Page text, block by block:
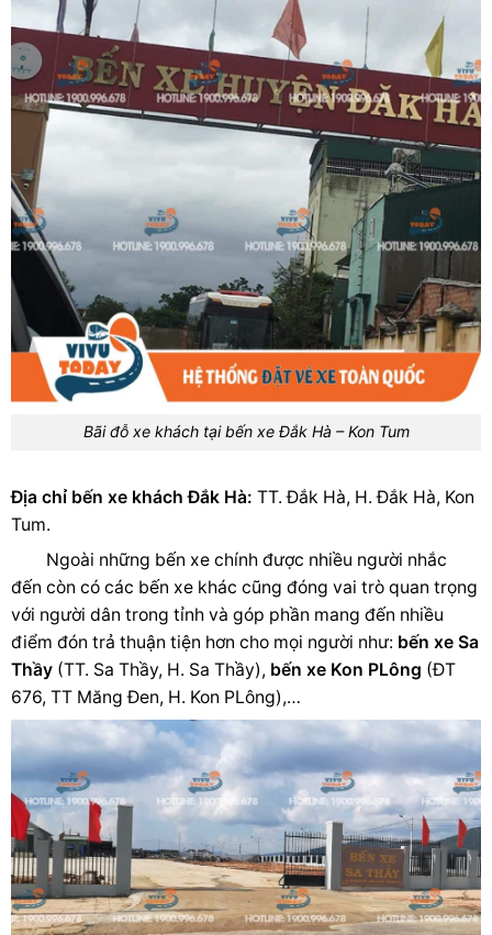
Bãi đỗ xe khách tại bến xe Đắk Hà – Kon Tum
Địa chỉ bến xe khách Đắk Hà: TT. Đắk Hà, H. Đắk Hà, Kon
Tum.
Ngoài những bến xe chính được nhiều người nhắc
đến còn có các bến xe khác cũng đóng vai trò quan trọng
với người dân trong tỉnh và góp phần mang đến nhiều
điểm đón trả thuận tiện hơn cho mọi người như: bến xe Sa
Thầy (TT. Sa Thầy, H. Sa Thầy), bến xe Kon PLông (ĐT
676, TT Măng Đen, H. Kon PLông),…